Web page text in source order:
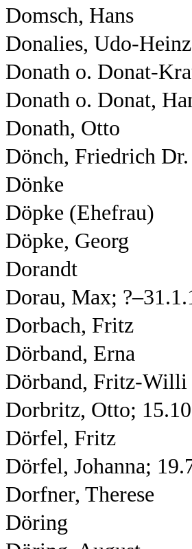
Domsch, Hans
Donalies, Udo-
Donath o. Donat-
Donath o. Donat,
Donath, Otto
Dönch, Friedrich Dr.
Dönke
Döpke (Ehefrau)
Döpke, Georg
Dorandt
Dorau, Max;
Dorbach, Fritz
Dörband, Erna
Dörband, Fritz-Willi
Dorbritz, Otto;
Dörfel, Fritz
Dörfel, Johanna;
Dorfner, Therese
Döring